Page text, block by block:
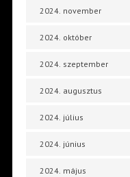
2024. november
2024. október
2024. szeptember
2024. augusztus
2024. július
2024. június
2024. május